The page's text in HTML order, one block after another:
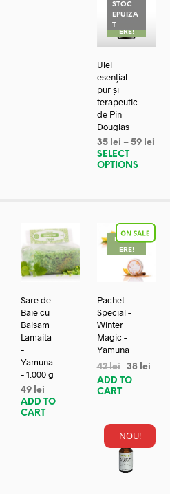
STOC
EPUIZA
TREDUC
ERE!
Ulei
esențial
pur și
terapeutic
de Pin
Douglas
35 lei – 59 lei
SELECT
OPTIONS
Sare de
Baie cu
Balsam
Lamaita
–
Yamuna
– 1.000 g
49 lei
ADD TO
CART
REDUC
ERE!
Pachet
Special –
Winter
Magic –
Yamuna
42lei 38 lei
ADD TO
CART
NOU!